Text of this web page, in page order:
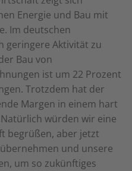
Energie und Bau mit
Im deutschen
geringere Aktivität zu
Bau von
ist um 22 Prozent
Trotzdem hat der
Margen in einem hart
würden wir eine
begrüßen, aber jetzt
und unsere
um so zukünftiges